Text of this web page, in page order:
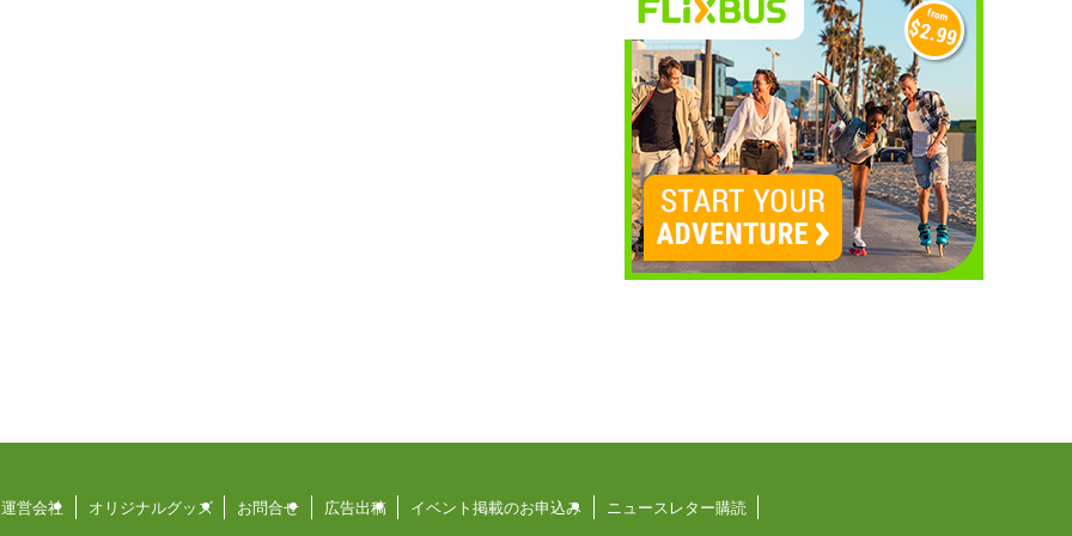
運営会社 オリジナルグッズ お問合せ 広告出稿 イベント掲載のお申込み ニュースレター購読